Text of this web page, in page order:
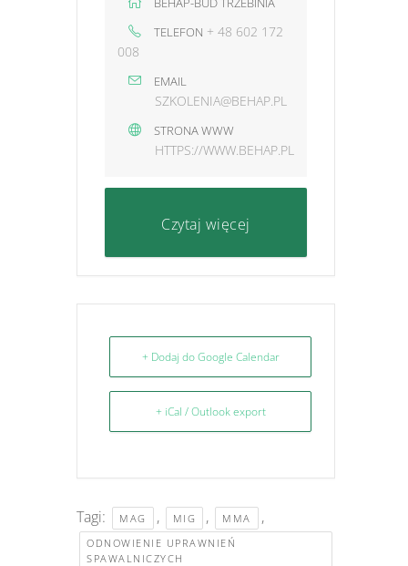
TELEFON + 48 602 172
008
EMAIL
SZKOLENIA@BEHAP.PL
STRONA WWW
HTTPS://WWW.BEHAP.PL
Czytaj więcej
+ Dodaj do Google Calendar
+ iCal / Outlook export
Tagi: MAG , MIG , MMA ,
ODNOWIENIE UPRAWNIEŃ
SPAWALNICZYCH